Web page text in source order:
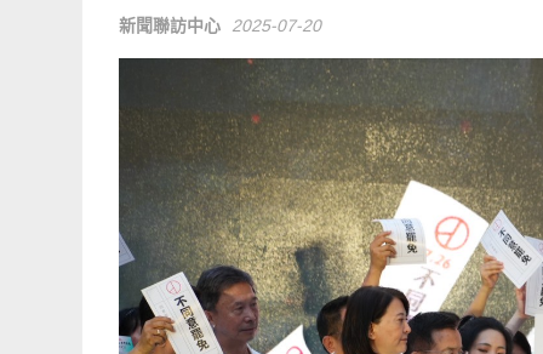
新聞聯訪中心 2025-07-20